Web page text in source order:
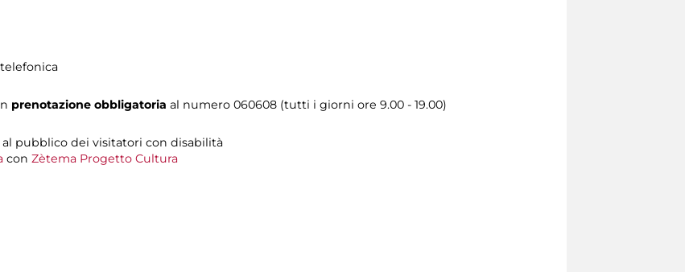
prenotazione obbligatoria al numero 060608 (tutti i giorni ore 9.00 - 19.00)
pubblico dei visitatori con disabilità
con Zètema Progetto Cultura